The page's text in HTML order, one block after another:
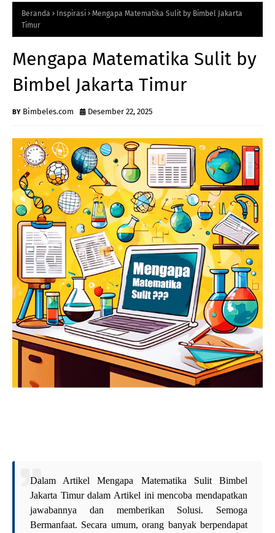
Beranda Inspirasi
Mengapa Matematika Sulit by Bimbel Jakarta
Timur
Mengapa Matematika Sulit by
Bimbel Jakarta Timur
Bimbeles.com Desember 22, 2025
Dalam Artikel Mengapa Matematika Sulit Bimbel
Jakarta Timur dalam Artikel ini mencoba mendapatkan
jawabannya dan memberikan Solusi. Semoga
Bermanfaat. Secara umum, orang banyak berpendapat